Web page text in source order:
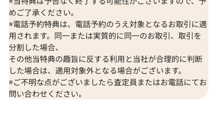
めご了承ください。
※電話予約特典は、電話予約のうえ対象となるお取引に適
用されます。同一または実質的に同一のお取引、取引を
分割した場合、
その他当特典の趣旨に反する利用と当社が合理的に判断
した場合は、適用対象外となる場合がございます。
※ご不明な点がございましたら査定員またはお電話にてお
問い合わせください。